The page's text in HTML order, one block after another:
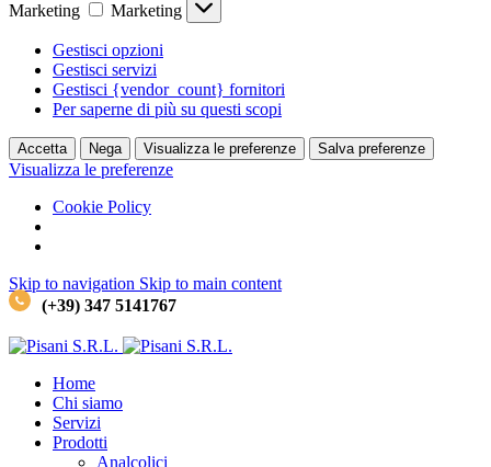
Marketing
Marketing
Gestisci opzioni
Gestisci servizi
Gestisci {vendor_count} fornitori
Per saperne di più su questi scopi
Accetta Nega Visualizza le preferenze Salva preferenze
Visualizza le preferenze
Cookie Policy
Skip to navigation Skip to main content
(+39) 347 5141767
Home
Chi siamo
Servizi
Prodotti
Analcolici